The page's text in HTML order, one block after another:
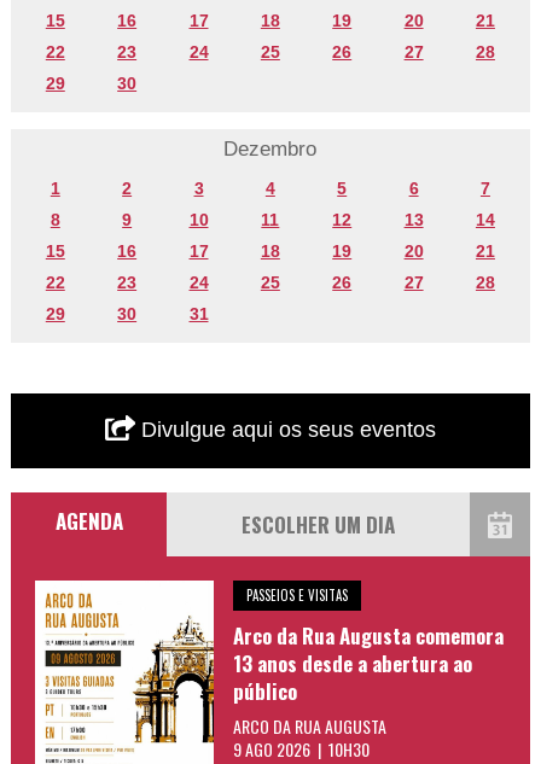
15
16 17 18 19 20
21
22
23 24 25 26 27
28
29
30
Dezembro
1 2 3 4 5 6
7
8
9 10 11 12 13
14
15
16 17 18 19 20
21
22
23 24 25 26 27
28
29
30 31
Divulgue aqui os seus eventos
AGENDA
PASSEIOS E VISITAS
Arco da Rua Augusta comemora
13 anos desde a abertura ao
público
ARCO DA RUA AUGUSTA
9 AGO 2026 | 10H30